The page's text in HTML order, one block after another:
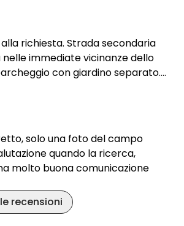
richiesta. Strada secondaria
immediate vicinanze dello
con giardino separato.
Non ci è mancato nulla. :)
solo una foto del campo
quando la ricerca,
molto buona comunicazione
recensioni